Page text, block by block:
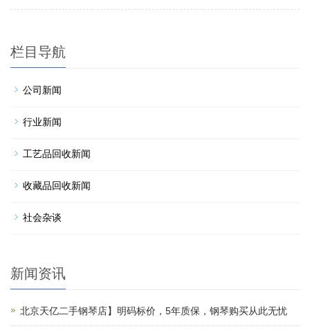
栏目导航
公司新闻
行业新闻
工艺品回收新闻
收藏品回收新闻
社会杂谈
新闻资讯
北京天亿二手钢琴店】明码标价，5年质保，钢琴购买从此无忧